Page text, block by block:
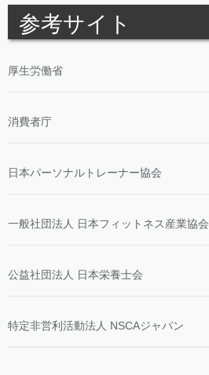
参考サイト
厚生労働省
消費者庁
日本パーソナルトレーナー協会
一般社団法人 日本フィットネス産業協会
公益社団法人 日本栄養士会
特定非営利活動法人 NSCAジャパン